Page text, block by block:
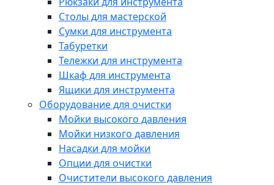
Столы для мастерской
Сумки для инструмента
Табуретки
Тележки для инструмента
Шкаф для инструмента
Ящики для инструмента
Оборудование для очистки
Мойки высокого давления
Мойки низкого давления
Насадки для мойки
Опции для очистки
Очистители высокого давления